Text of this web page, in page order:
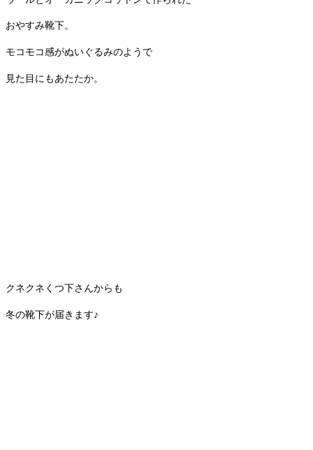
おやすみ靴下。
モコモコ感がぬいぐるみのようで
見た目にもあたたか。
クネクネくつ下さんからも
冬の靴下が届きます♪